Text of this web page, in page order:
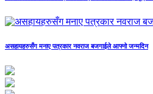
असहायहरुसँग मनाए पत्रकार नवराज बजगाईले आफ्नो जन्मदिन